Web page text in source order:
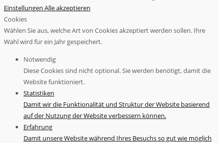
Einstellungen Alle akzeptieren
Cookies
Wählen Sie aus, welche Art von Cookies akzeptiert werden sollen. Ihre
Wahl wird für ein Jahr gespeichert.
Notwendig
Diese Cookies sind nicht optional. Sie werden benötigt, damit die
Website funktioniert.
Statistiken
Damit wir die Funktionalität und Struktur der Website basierend
auf der Nutzung der Website verbessern können.
Erfahrung
Damit unsere Website während Ihres Besuchs so gut wie möglich